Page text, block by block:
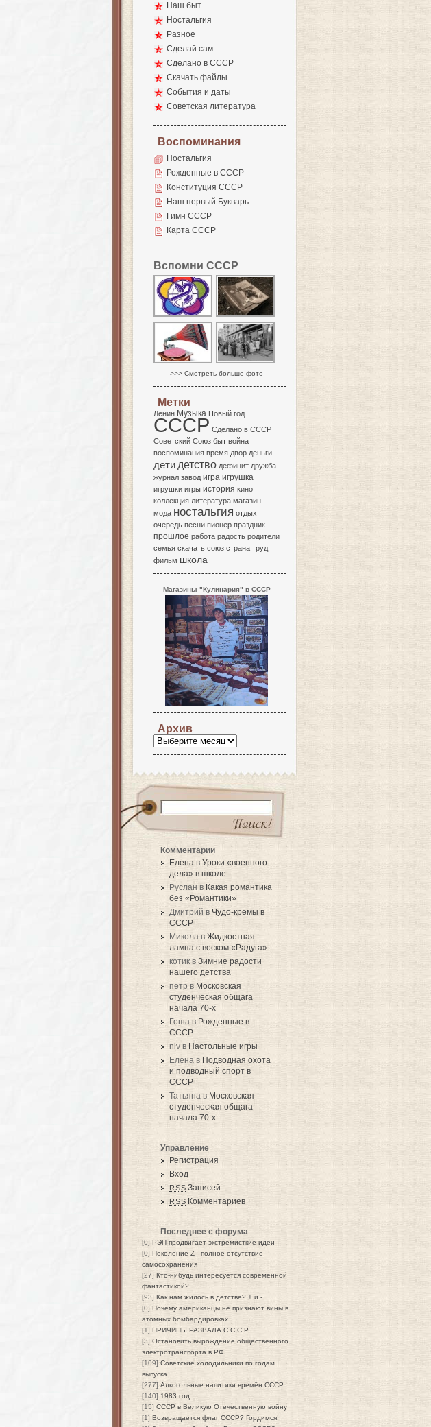
Наш быт
Ностальгия
Разное
Сделай сам
Сделано в СССР
Скачать файлы
События и даты
Советская литература
Воспоминания
Ностальгия
Рожденные в СССР
Конституция СССР
Наш первый Букварь
Гимн СССР
Карта СССР
Вспомни СССР
>>> Смотреть больше фото
Метки
Ленин Музыка Новый год
СССР Сделано в СССР
Советский Союз быт война
воспоминания время двор деньги
дети детство дефицит дружба
журнал завод игра игрушка
игрушки игры история кино
коллекция литература магазин
мода ностальгия отдых
очередь песни пионер праздник
прошлое работа радость родители
семья скачать союз страна труд
фильм школа
Магазины "Кулинария" в СССР
Архив
Комментарии
Елена в Уроки «военного
дела» в школе
Руслан в Какая романтика
без «Романтики»
Дмитрий в Чудо-кремы в
СССР
Микола в Жидкостная
лампа с воском «Радуга»
котик в Зимние радости
нашего детства
петр в Московская
студенческая общага
начала 70-х
Гоша в Рожденные в
СССР
niv в Настольные игры
Елена в Подводная охота
и подводный спорт в
СССР
Татьяна в Московская
студенческая общага
начала 70-х
Управление
Регистрация
Вход
RSS Записей
RSS Комментариев
Последнее с форума
[0] РЭП продвигает экстремисткие идеи
[0] Поколение Z - полное отсутствие
самосохранения
[27] Кто-нибудь интересуется современной
фантастикой?
[93] Как нам жилось в детстве? + и -
[0] Почему американцы не признают вины в
атомных бомбардировках
[1] ПРИЧИНЫ РАЗВАЛА С С С Р
[3] Остановить вырождение общественного
электротранспорта в РФ
[109]Советские холодильники по годам
выпуска
[277] Алкогольные напитики времён СССР
[140] 1983 год.
[15] СССР в Великую Отечественную войну
[1] Возвращается флаг СССР? Гордимся!